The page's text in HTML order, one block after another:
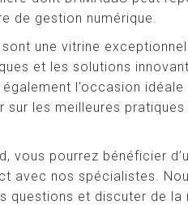
de gestion numérique.
sont une vitrine
et les solutions
également l’occasion
sur les meilleures
vous pourrez bénéficier
avec nos spécialistes.
questions et discuter de